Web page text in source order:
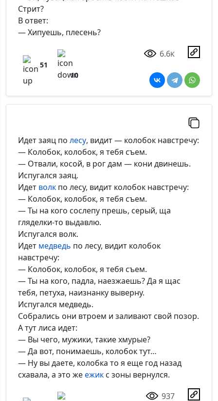
Стрит?
В ответ:
— Хипуешь, плесень?
51
10
6.6K
Идет заяц по лесу, видит — колобок навстречу:
— Колобок, колобок, я тебя съем.
— Отвали, косой, в рог дам — кони двинешь.
Испугался заяц.
Идет волк по лесу, видит колобок навстречу:
— Колобок, колобок, я тебя съем.
— Ты на кого сослепу прешь, серый, ща
гляделки-то выдавлю.
Испугался волк.
Идет медведь по лесу, видит колобок
навстречу:
— Колобок, колобок, я тебя съем.
— Ты на кого, падла, наезжаешь? Да я щас
тебя, петуха, наизнанку выверну.
Испугался медведь.
Собрались они втроем и заливают свой позор.
А тут лиса идет:
— Вы чего, мужики, такие хмурые?
— Да вот, понимаешь, колобок тут…
— Ну вы даете, колобка то я еще год назад
схавала, а это жеежик с зоны вернулся.
937